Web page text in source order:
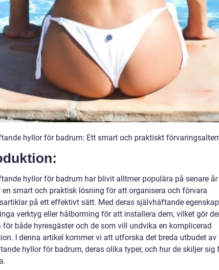
hyllor för badrum: Ett smart och praktiskt
hyllor för badrum har blivit alltmer populära på senare år
en smart och praktisk lösning för att organisera och förvara
på ett effektivt sätt. Med deras självhäftande
verktyg eller hålborrning för att installera dem, vilket gör
för både hyresgäster och de som vill undvika en komplicerad
I denna artikel kommer vi att utforska det breda utbudet av
hyllor för badrum, deras olika typer, och hur de skiljer sig